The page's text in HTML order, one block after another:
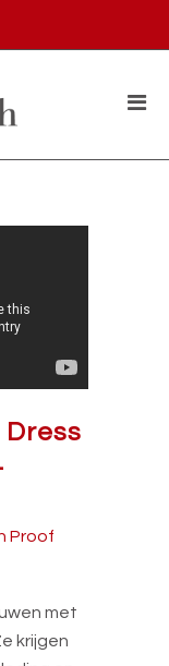
Dress
Proof
met
krijgen